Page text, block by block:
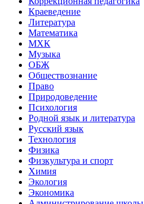
Краеведение
Литература
Математика
МХК
Музыка
ОБЖ
Обществознание
Право
Природоведение
Психология
Родной язык и литература
Русский язык
Технология
Физика
Физкультура и спорт
Химия
Экология
Экономика